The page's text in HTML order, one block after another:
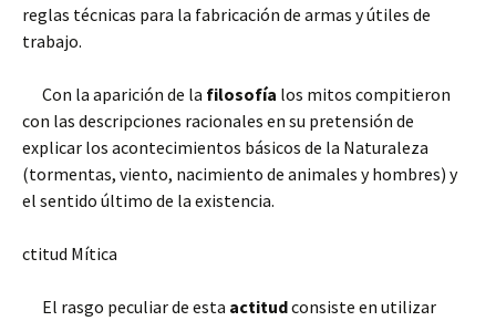
reglas técnicas para la fabricación de armas y útiles de
trabajo.
Con la aparición de la filosofía los mitos compitieron
con las descripciones racionales en su pretensión de
explicar los acontecimientos básicos de la Naturaleza
(tormentas, viento, nacimiento de animales y hombres) y
el sentido último de la existencia.
ctitud Mítica
El rasgo peculiar de esta actitudconsiste en utilizar